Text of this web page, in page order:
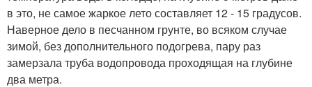
в это, не самое жаркое лето составляет 12 - 15 градусов.
Наверное дело в песчанном грунте, во всяком случае
зимой, без дополнительного подогрева, пару раз
замерзала труба водопровода проходящая на глубине
два метра.